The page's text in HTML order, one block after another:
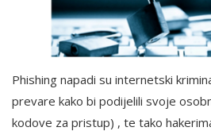
Phishing napadi su internetski
prevare kako bi podijelili svoje
kodove za pristup) , te tako